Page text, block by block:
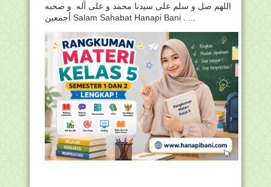
اللهم صل و سلم على سيدنا محمد و على أله و صحبه
أجمعين Salam Sahabat Hanapi Bani . ...